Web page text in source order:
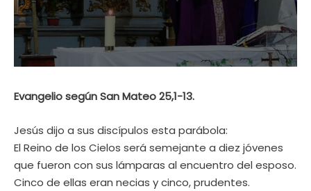
Evangelio según San Mateo 25,1-13.
Jesús dijo a sus discípulos esta parábola:
El Reino de los Cielos será semejante a diez jóvenes
que fueron con sus lámparas al encuentro del esposo.
Cinco de ellas eran necias y cinco, prudentes.